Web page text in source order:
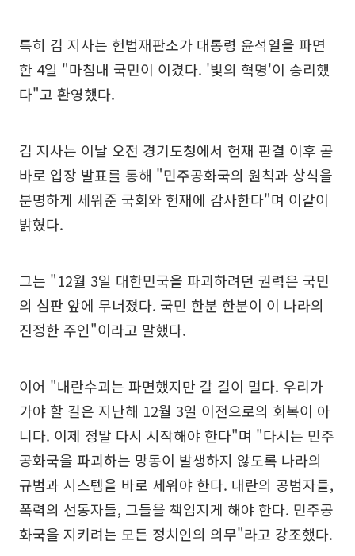
특히 김 지사는 헌법재판소가 대통령 윤석열을 파면
한 4일 "마침내 국민이 이겼다. '빛의 혁명'이 승리했
다"고 환영했다.
김 지사는 이날 오전 경기도청에서 헌재 판결 이후 곧
바로 입장 발표를 통해 "민주공화국의 원칙과 상식을
분명하게 세워준 국회와 헌재에 감사한다"며 이같이
밝혔다.
그는 "12월 3일 대한민국을 파괴하려던 권력은 국민
의 심판 앞에 무너졌다. 국민 한분 한분이 이 나라의
진정한 주인"이라고 말했다.
이어 "내란수괴는 파면했지만 갈 길이 멀다. 우리가
가야 할 길은 지난해 12월 3일 이전으로의 회복이 아
니다. 이제 정말 다시 시작해야 한다"며 "다시는 민주
공화국을 파괴하는 망동이 발생하지 않도록 나라의
규범과 시스템을 바로 세워야 한다. 내란의 공범자들,
폭력의 선동자들, 그들을 책임지게 해야 한다. 민주공
화국을 지키려는 모든 정치인의 의무"라고 강조했다.